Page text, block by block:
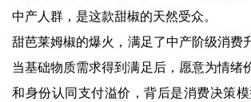
中产人群，是这款甜椒的天然受众。
甜芭莱姆椒的爆火，满足了中产阶级消
当基础物质需求得到满足后，愿意为情绪
和身份认同支付溢价，背后是消费决策